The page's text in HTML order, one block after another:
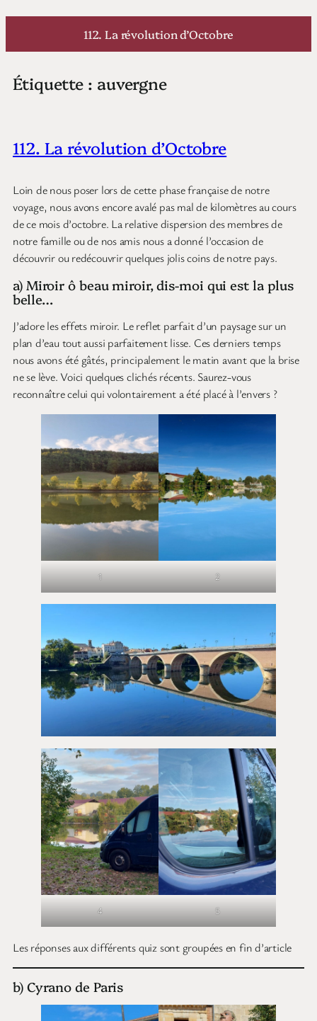
Aller
112. La révolution d’Octobre
Étiquette : auvergne
112. La révolution d’Octobre
Loin de nous poser lors de cette phase française de notre
voyage, nous avons encore avalé pas mal de kilomètres au cours
de ce mois d’octobre. La relative dispersion des membres de
notre famille ou de nos amis nous a donné l’occasion de
découvrir ou redécouvrir quelques jolis coins de notre pays.
a) Miroir ô beau miroir, dis-moi qui est la plus
belle…
J’adore les effets miroir. Le reflet parfait d’un paysage sur un
plan d’eau tout aussi parfaitement lisse. Ces derniers temps
nous avons été gâtés, principalement le matin avant que la brise
ne se lève. Voici quelques clichés récents. Saurez-vous
reconnaître celui qui volontairement a été placé à l’envers ?
1 2
4 5
Les réponses aux différents quiz sont groupées en fin d’article
b) Cyrano de Paris